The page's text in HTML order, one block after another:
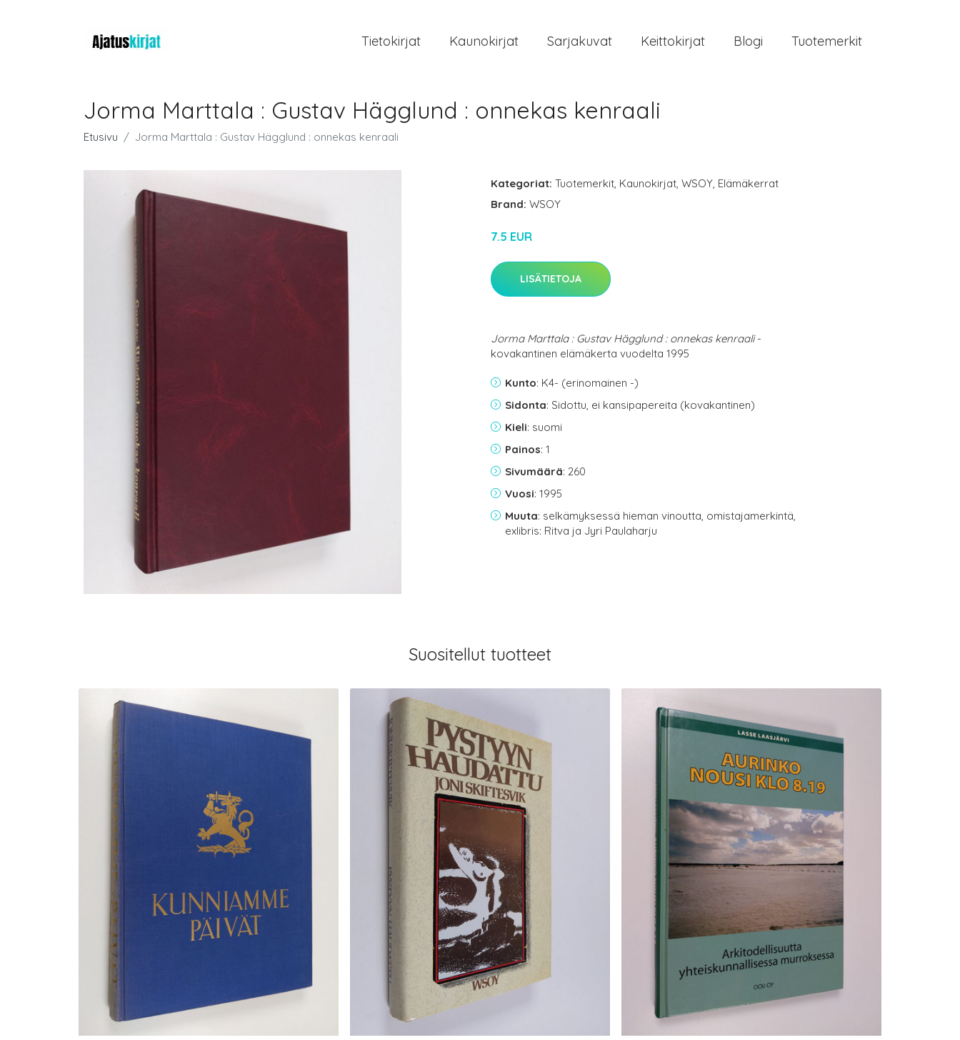
Tietokirjat Kaunokirjat Sarjakuvat Keittokirjat Blogi Tuotemerkit
Jorma Marttala : Gustav Hägglund : onnekas kenraali
Etusivu Jorma Marttala : Gustav Hägglund : onnekas kenraali
Kategoriat: Tuotemerkit, Kaunokirjat, WSOY, Elämäkerrat
Brand: WSOY
7.5 EUR
LISÄTIETOJA
Jorma Marttala : Gustav Hägglund : onnekas kenraali-
kovakantinen elämäkerta vuodelta 1995
Kunto: K4- (erinomainen -)
Sidonta: Sidottu, ei kansipapereita (kovakantinen)
Kieli: suomi
Painos: 1
Sivumäärä: 260
Vuosi: 1995
Muuta: selkämyksessä hieman vinoutta, omistajamerkintä,
exlibris: Ritva ja Jyri Paulaharju
Suositellut tuotteet